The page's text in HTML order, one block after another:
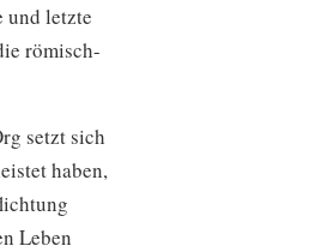
und letzte
römisch-
setzt sich
haben,
Leben